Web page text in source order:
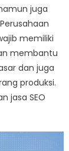
juga
memiliki
membantu
dan juga
produksi.
jasa SEO